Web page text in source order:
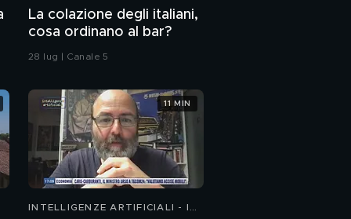
La colazione degli italiani,
cosa ordinano al bar?
28 lug | Canale 5
INTELLIGENZE ARTIFICIALI - IN
11 MIN